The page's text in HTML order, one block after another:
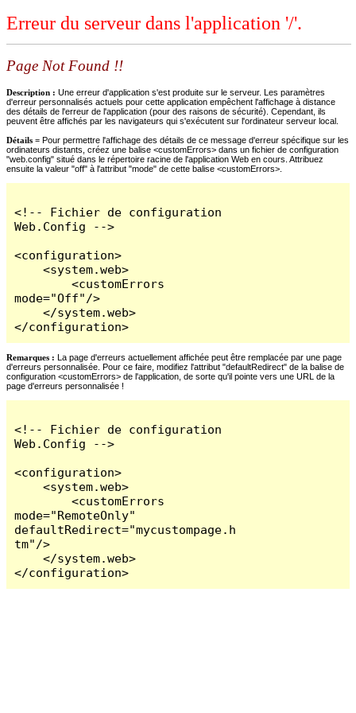
Erreur du serveur dans l'application '/'.
Page Not Found !!
Description : Une erreur d'application s'est produite sur le serveur. Les paramètres
d'erreur personnalisés actuels pour cette application empêchent l'affichage à distance
des détails de l'erreur de l'application (pour des raisons de sécurité). Cependant, ils
peuvent être affichés par les navigateurs qui s'exécutent sur l'ordinateur serveur local.
Détails = Pour permettre l'affichage des détails de ce message d'erreur spécifique sur les
ordinateurs distants, créez une balise <customErrors> dans un fichier de configuration
"web.config" situé dans le répertoire racine de l'application Web en cours. Attribuez
ensuite la valeur "off" à l'attribut "mode" de cette balise <customErrors>.
<!-- Fichier de configuration
Web.Config -->
<configuration>
    <system.web>
        <customErrors
mode="Off"/>
    </system.web>
</configuration>
Remarques : La page d'erreurs actuellement affichée peut être remplacée par une page
d'erreurs personnalisée. Pour ce faire, modifiez l'attribut "defaultRedirect" de la balise de
configuration <customErrors> de l'application, de sorte qu'il pointe vers une URL de la
page d'erreurs personnalisée !
<!-- Fichier de configuration
Web.Config -->
<configuration>
    <system.web>
        <customErrors
mode="RemoteOnly"
defaultRedirect="mycustompage.h
tm"/>
    </system.web>
</configuration>